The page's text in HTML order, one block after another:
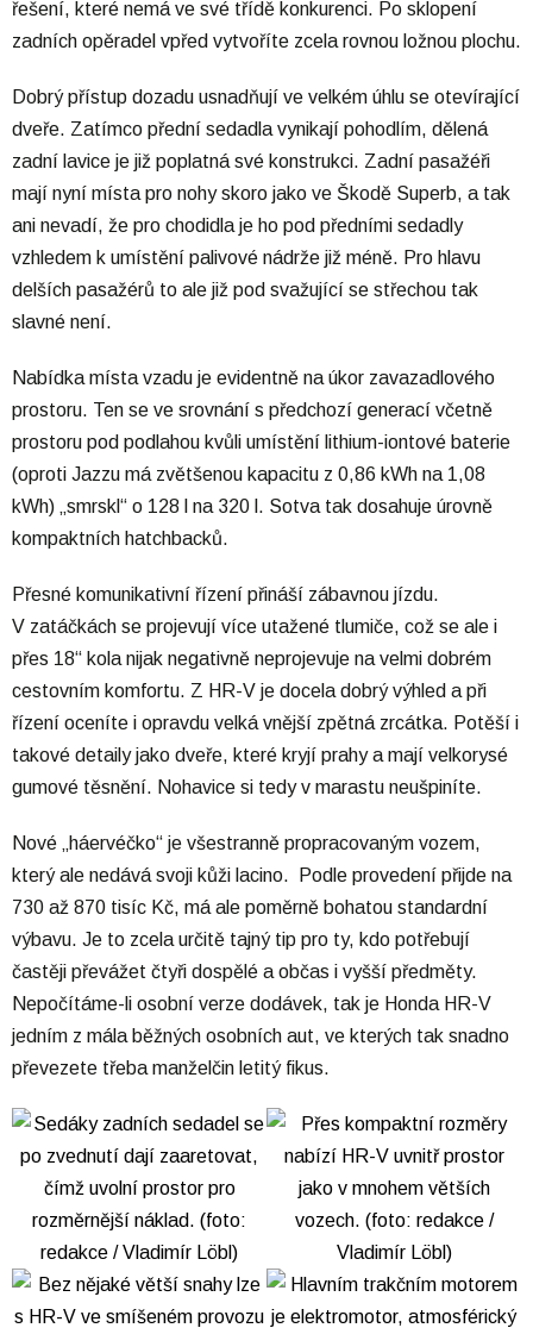
řešení, které nemá ve své třídě konkurenci. Po sklopení
zadních opěradel vpřed vytvoříte zcela rovnou ložnou plochu.
Dobrý přístup dozadu usnadňují ve velkém úhlu se otevírající
dveře. Zatímco přední sedadla vynikají pohodlím, dělená
zadní lavice je již poplatná své konstrukci. Zadní pasažéři
mají nyní místa pro nohy skoro jako ve Škodě Superb, a tak
ani nevadí, že pro chodidla je ho pod předními sedadly
vzhledem k umístění palivové nádrže již méně. Pro hlavu
delších pasažérů to ale již pod svažující se střechou tak
slavné není.
Nabídka místa vzadu je evidentně na úkor zavazadlového
prostoru. Ten se ve srovnání s předchozí generací včetně
prostoru pod podlahou kvůli umístění lithium-iontové baterie
(oproti Jazzu má zvětšenou kapacitu z 0,86 kWh na 1,08
kWh) „smrskl“ o 128 l na 320 l. Sotva tak dosahuje úrovně
kompaktních hatchbacků.
Přesné komunikativní řízení přináší zábavnou jízdu.
V zatáčkách se projevují více utažené tlumiče, což se ale i
přes 18“ kola nijak negativně neprojevuje na velmi dobrém
cestovním komfortu. Z HR-V je docela dobrý výhled a při
řízení oceníte i opravdu velká vnější zpětná zrcátka. Potěší i
takové detaily jako dveře, které kryjí prahy a mají velkorysé
gumové těsnění. Nohavice si tedy v marastu neušpiníte.
Nové „háervéčko“ je všestranně propracovaným vozem,
který ale nedává svoji kůži lacino. Podle provedení přijde na
730 až 870 tisíc Kč, má ale poměrně bohatou standardní
výbavu. Je to zcela určitě tajný tip pro ty, kdo potřebují
častěji převážet čtyři dospělé a občas i vyšší předměty.
Nepočítáme-li osobní verze dodávek, tak je Honda HR-V
jedním z mála běžných osobních aut, ve kterých tak snadno
převezete třeba manželčin letitý fikus.